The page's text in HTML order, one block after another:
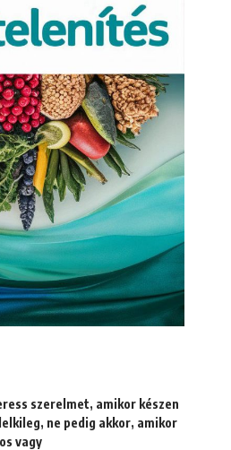
szerelmet, amikor készen
ne pedig akkor, amikor
vagy